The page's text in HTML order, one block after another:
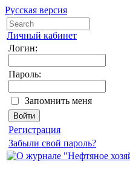
Русская версия
Личный кабинет
Логин:
Пароль:
Запомнить меня
Регистрация
Забыли свой пароль?